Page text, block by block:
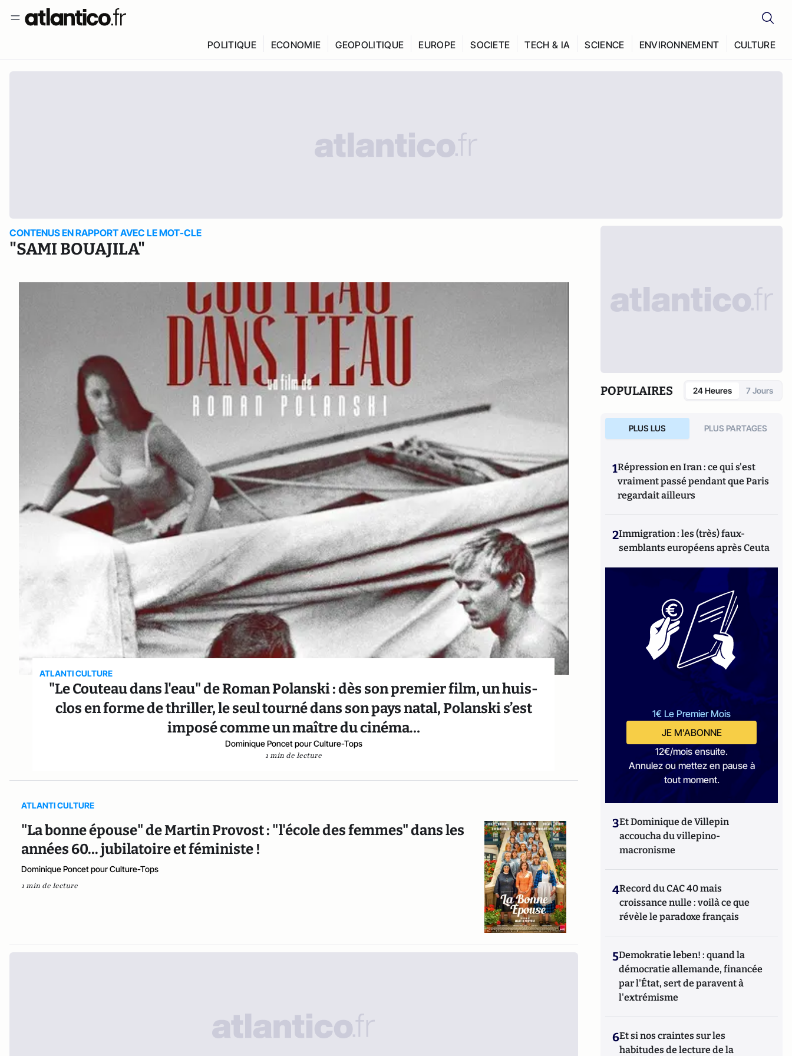
POLITIQUE ECONOMIE GEOPOLITIQUE EUROPE SOCIETE TECH & IA SCIENCE ENVIRONNEMENT CULTURE
CONTENUS EN RAPPORT AVEC LE MOT-CLE
"SAMI BOUAJILA"
ATLANTI CULTURE
"Le Couteau dans l'eau" de Roman Polanski : dès son premier film, un huis-
clos en forme de thriller, le seul tourné dans son pays natal, Polanski s’est
imposé comme un maître du cinéma…
Dominique Poncet pour Culture-Tops
1 min de lecture
ATLANTI CULTURE
"La bonne épouse" de Martin Provost : "l'école des femmes" dans les
années 60... jubilatoire et féministe !
Dominique Poncet pour Culture-Tops
1 min de lecture
POPULAIRES 24 Heures 7 Jours
PLUS LUS PLUS PARTAGES
1Répression en Iran : ce qui s'est
vraiment passé pendant que Paris
regardait ailleurs
2Immigration : les (très) faux-
semblants européens après Ceuta
1€ Le Premier Mois
JE M'ABONNE
12€/mois ensuite.
Annulez ou mettez en pause à
tout moment.
3Et Dominique de Villepin
accoucha du villepino-
macronisme
4Record du CAC 40 mais
croissance nulle : voilà ce que
révèle le paradoxe français
5Demokratie leben! : quand la
démocratie allemande, financée
par l'État, sert de paravent à
l'extrémisme
6Et si nos craintes sur les
habitudes de lecture de la